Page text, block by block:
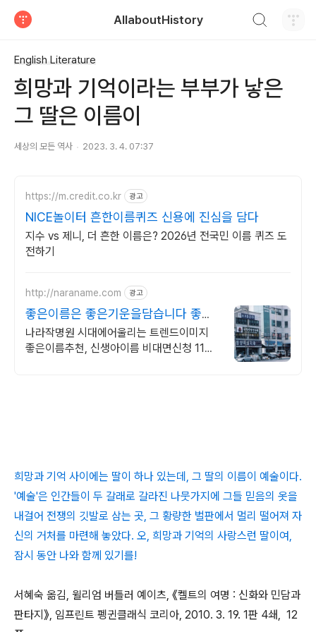
AllaboutHistory
English Literature
희망과 기억이라는 부부가 낳은
그 딸은 이름이
세상의 모든 역사 2023. 3. 4. 07:37
https://m.credit.co.kr 광고
NICE놀이터 흔한이름퀴즈 신용에 진심을 담다
지수 vs 제니, 더 흔한 이름은? 2026년 전국민 이름 퀴즈 도
전하기
http://naraname.com 광고
좋은이름은 좋은기운을담습니다 좋은
이름 선택 폭을 넓히다
나라작명원 시대에어울리는 트렌드이미지
좋은이름추천, 신생아이름 비대면신청 11만
희망과 기억 사이에는 딸이 하나 있는데, 그 딸의 이름이 예술이다.
'예술'은 인간들이 두 갈래로 갈라진 나뭇가지에 그들 믿음의 옷을
내걸어 전쟁의 깃발로 삼는 곳, 그 황량한 벌판에서 멀리 떨어져 자
신의 거처를 마련해 놓았다. 오, 희망과 기억의 사랑스런 딸이여,
잠시 동안 나와 함께 있기를!
서혜숙 옮김, 윌리엄 버틀러 예이츠, 《켈트의 여명 : 신화와 민담과
판타지》, 임프린트 펭귄클래식 코리아, 2010. 3. 19. 1판 4쇄, 12